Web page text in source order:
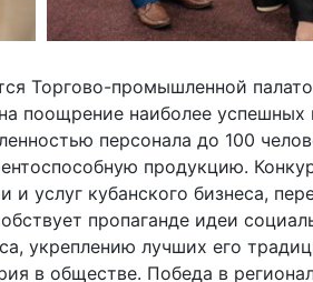
Торгово-промышленной
поощрение наиболее успешных
персонала до 100
продукцию.
услуг кубанского бизнеса,
пропаганде идеи
укреплению лучших его
в обществе. Победа в